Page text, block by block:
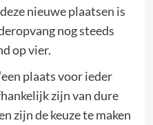
nieuwe plaatsen is
nog steeds
op vier.
plaats voor ieder
zijn van dure
zijn de keuze te maken